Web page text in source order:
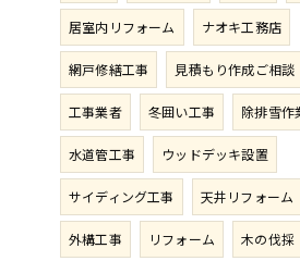
居室内リフォーム ナオキ工務店
網戸修繕工事 見積もり作成ご相談
工事業者 冬囲い工事 除排雪作
水道管工事 ウッドデッキ設置
サイディング工事 天井リフォーム
外構工事 リフォーム 木の伐採